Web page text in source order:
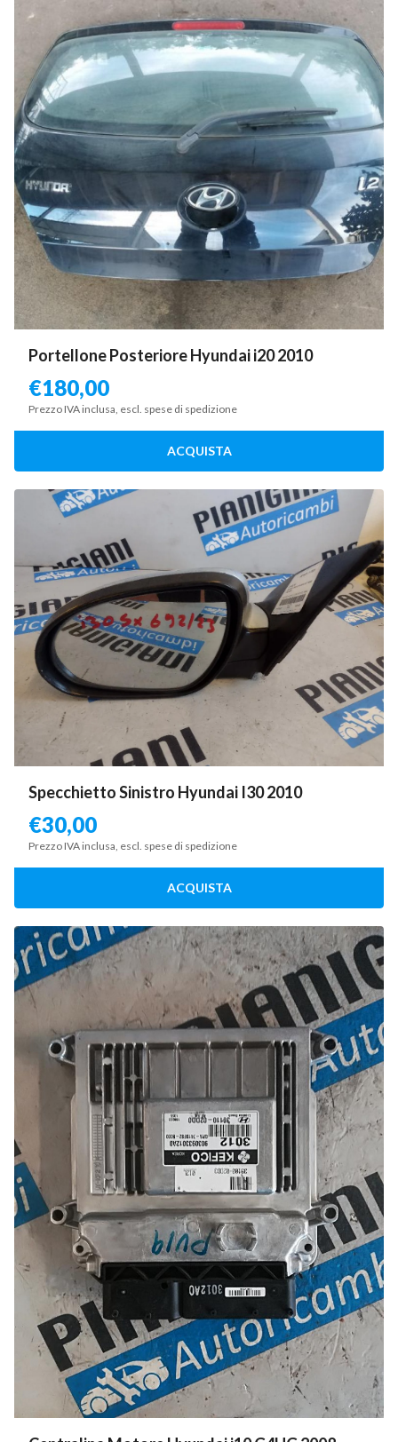
Portellone Posteriore Hyundai i20 2010
€180,00
Prezzo IVA inclusa, escl. spese di spedizione
ACQUISTA
Specchietto Sinistro Hyundai I30 2010
€30,00
Prezzo IVA inclusa, escl. spese di spedizione
ACQUISTA